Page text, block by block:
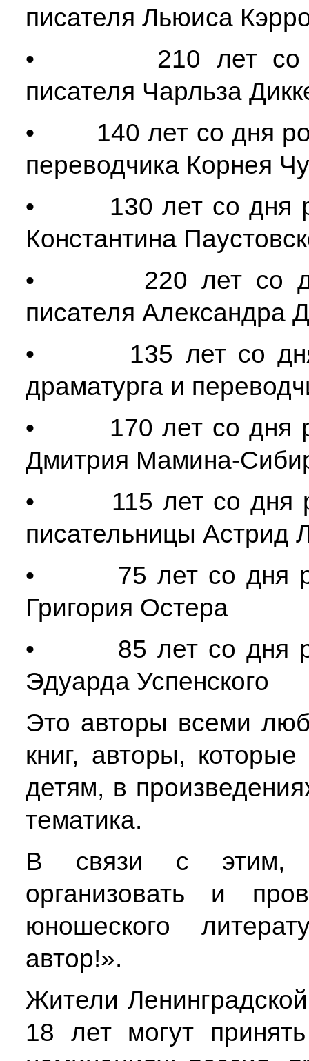
писателя Льюиса
• 210 лет со дня
писателя Чарльза
• 140 лет со дня
переводчика Корнея
• 130 лет со дня
Константина
• 220 лет со дня
писателя Александра
• 135 лет со дня
драматурга и
• 170 лет со дня
Дмитрия Мамина-
• 115 лет со дня
писательницы Астрид
• 75 лет со дня
Григория Остера
• 85 лет со дня
Эдуарда Успенского
Это авторы всеми
книг, авторы,
детям, в
тематика.
В связи с этим,
организовать и
юношеского
автор!».
Жители
18 лет могут